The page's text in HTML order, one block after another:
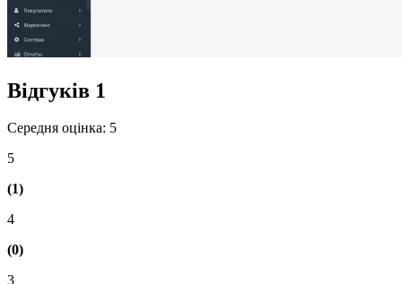
Відгуків 1
Середня оцінка: 5
5
(1)
4
(0)
3